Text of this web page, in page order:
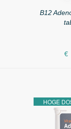
B12
€
HOGE